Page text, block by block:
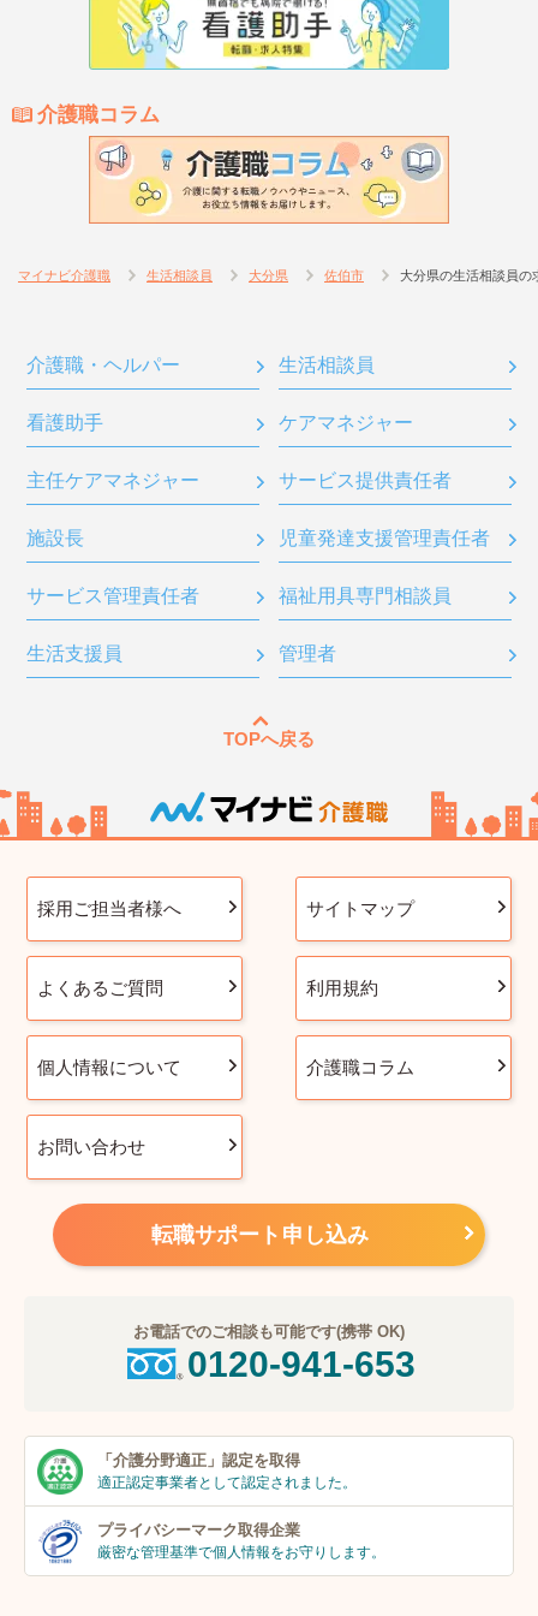
介護職コラム
マイナビ介護職 生活相談員 大分県 佐伯市 大分県の生活相談員の
介護職・ヘルパー 生活相談員
看護助手 ケアマネジャー
主任ケアマネジャー サービス提供責任者
施設長 児童発達支援管理責任者
サービス管理責任者 福祉用具専門相談員
生活支援員 管理者
TOPへ戻る
採用ご担当者様へ サイトマップ
よくあるご質問 利用規約
個人情報について 介護職コラム
お問い合わせ
転職サポート申し込み
お電話でのご相談も可能です(携帯 OK)
0120-941-653
「介護分野適正」 認定を取得
適正認定事業者として認定されました。
プライバシーマーク取得企業
厳密な管理基準で個人情報をお守りします。